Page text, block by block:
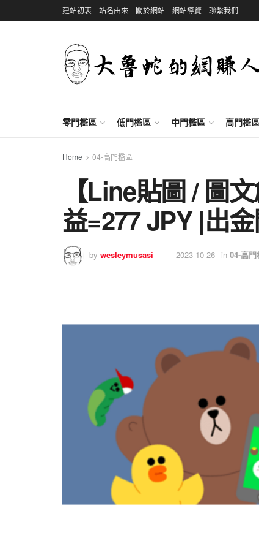
建站初衷 站名由來 關於網站 網站導覽 聯繫我們
零門檻區 低門檻區 中門檻區 高門檻區
Home 04-高門檻區
【Line貼圖 / 圖
益=277 JPY |出
by wesleymusasi 2023-10-26 in 04-高門